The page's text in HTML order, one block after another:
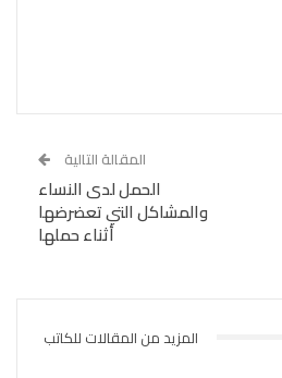
المقالة التالية
الحمل لدى النساء
والمشاكل التي تعضرضها
أثناء حملها
المزيد من المقالات للكاتب